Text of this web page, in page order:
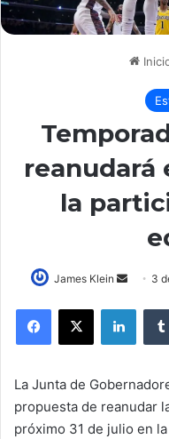
reanudará
la
James Klein
Send 3
La Junta de
propuesta de reanudar
próximo 31 de julio en